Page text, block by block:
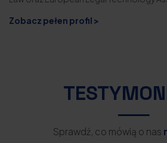
Zobacz pełen profil >
Sprawdź, co mówią o nas